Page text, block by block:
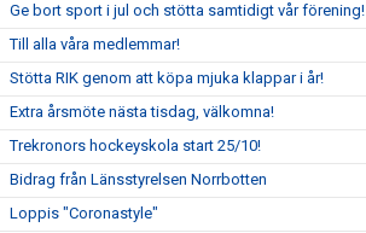
Ge bort sport i jul och stötta samtidigt vår förening!
Till alla våra medlemmar!
Stötta RIK genom att köpa mjuka klappar i år!
Extra årsmöte nästa tisdag, välkomna!
Trekronors hockeyskola start 25/10!
Bidrag från Länsstyrelsen Norrbotten
Loppis "Coronastyle"